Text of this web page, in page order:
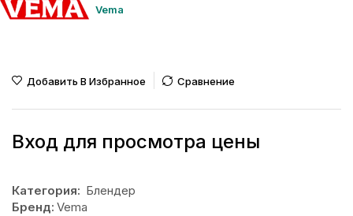
Vema
Добавить В Избранное Сравнение
Вход для просмотра цены
Категория: Блендер
Бренд: Vema